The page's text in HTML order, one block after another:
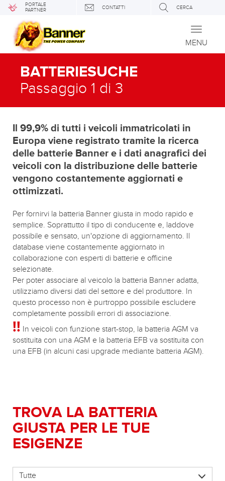
PORTALE
PARTNER
CONTATTI CERCA
Toggle
MENU
BATTERIESUCHE
Passaggio 1 di 3
Il 99,9% di tutti i veicoli immatricolati in
Europa viene registrato tramite la ricerca
delle batterie Banner e i dati anagrafici dei
veicoli con la distribuzione delle batterie
vengono costantemente aggiornati e
ottimizzati.
Per fornirvi la batteria Banner giusta in modo rapido e
semplice. Soprattutto il tipo di conducente e, laddove
possibile e sensato, un'opzione di aggiornamento. Il
database viene costantemente aggiornato in
collaborazione con esperti di batterie e officine
selezionate.
Per poter associare al veicolo la batteria Banner adatta,
utilizziamo diversi dati del settore e del produttore. In
questo processo non è purtroppo possibile escludere
completamente possibili errori di associazione.
!! In veicoli con funzione start-stop, la batteria AGM va
sostituita con una AGM e la batteria EFB va sostituita con
una EFB (in alcuni casi upgrade mediante batteria AGM).
TROVA LA BATTERIA
GIUSTA PER LE TUE
ESIGENZE
Tutte